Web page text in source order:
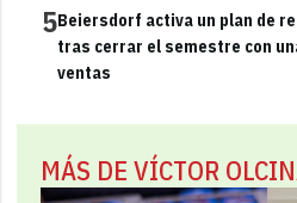
5Beiersdorf activa un plan de
tras cerrar el semestre con
ventas
MÁS DE VÍCTOR